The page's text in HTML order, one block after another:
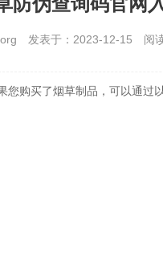
发表于：2023-12-15 阅
您购买了烟草制品，可以通过